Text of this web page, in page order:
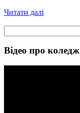
Читати далі
Відео про коледж